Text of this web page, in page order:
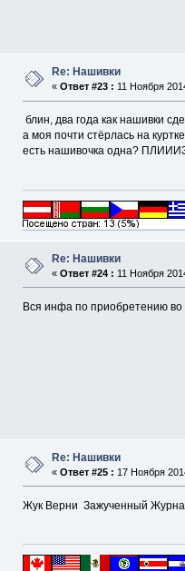
Re: Нашивки
« Ответ #23 : 11 Ноября
блин, два года как нашивки
а моя почти стёрлась на
есть нашивочка одна?
Re: Нашивки
« Ответ #24 : 11 Ноября
Вся инфа по приобретению
Re: Нашивки
« Ответ #25 : 17 Ноября
Жук Верни Зажученный